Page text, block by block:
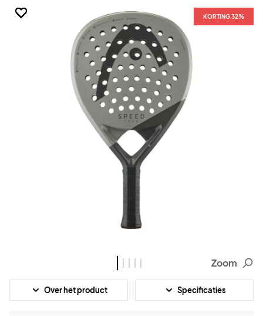
KORTING 32%
KORTING 32%
KORTING 32%
KORTING 32%
KORTING 32%
Zoom
Over het product Specificaties